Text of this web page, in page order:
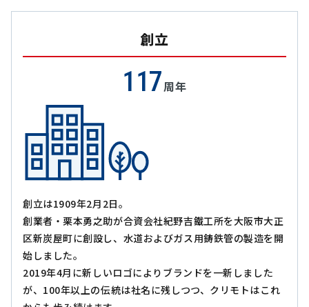
創立
117周年
創立は1909年2月2日。
創業者・栗本勇之助が合資会社紀野吉鐵工所を大阪市大正
区新炭屋町に創設し、水道およびガス用鋳鉄管の製造を開
始しました。
2019年4月に新しいロゴによりブランドを一新しました
が、100年以上の伝統は社名に残しつつ、クリモトはこれ